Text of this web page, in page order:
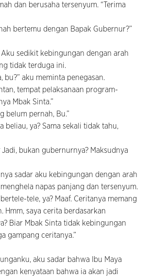
dan berusaha tersenyum. “Terima
bertemu dengan Bapak Gubernur?”
Aku sedikit kebingungan dengan arah
tidak terduga ini.
bu?” aku meminta penegasan.
tempat pelaksanaan program-
Mbak Sinta.”
belum pernah, Bu.”
beliau, ya? Sama sekali tidak tahu,
bukan gubernurnya? Maksudnya
sadar aku kebingungan dengan arah
napas panjang dan tersenyum.
tele, ya? Maaf. Ceritanya memang
Hmm, saya cerita berdasarkan
Biar Mbak Sinta tidak kebingungan
gampang ceritanya.”
aku sadar bahwa Ibu Maya
kenyataan bahwa ia akan jadi